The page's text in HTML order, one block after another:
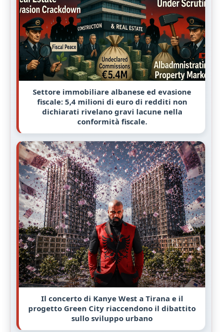
Settore immobiliare albanese ed evasione
fiscale: 5,4 milioni di euro di redditi non
dichiarati rivelano gravi lacune nella
conformità fiscale.
Il concerto di Kanye West a Tirana e il
progetto Green City riaccendono il dibattito
sullo sviluppo urbano